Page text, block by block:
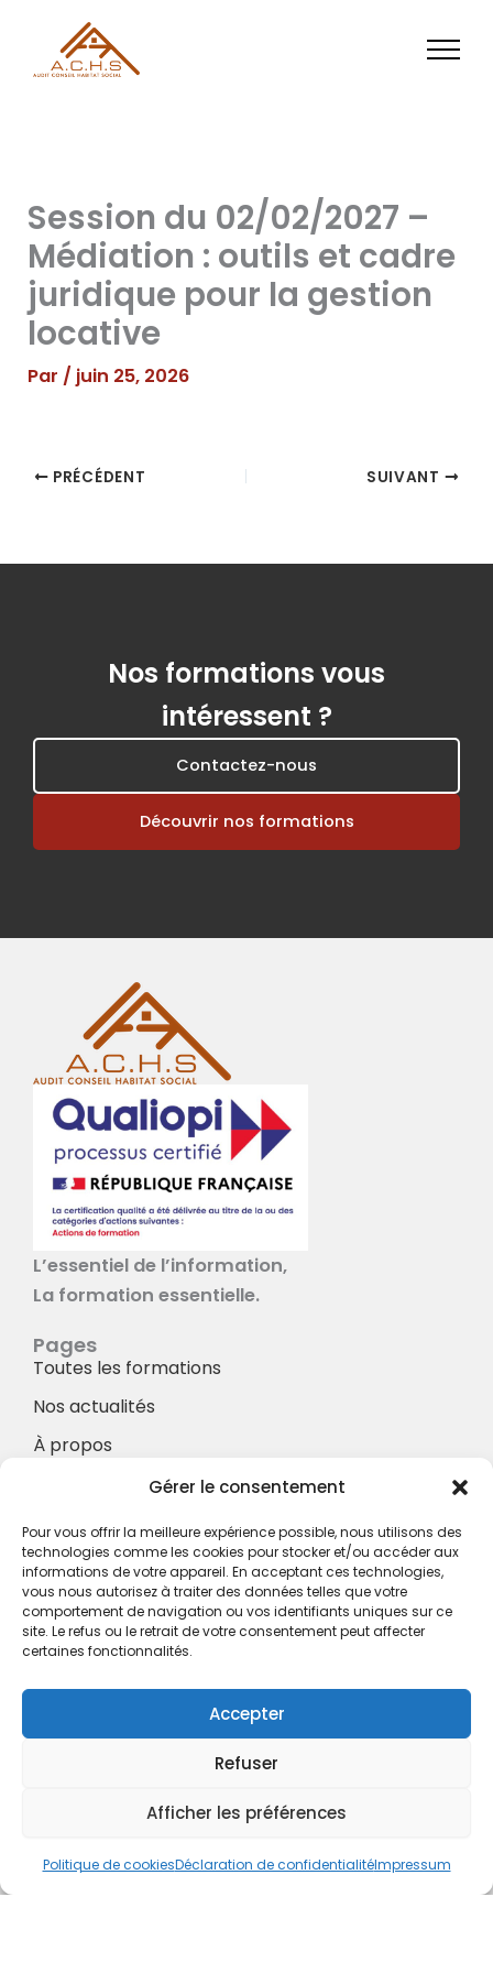
Gérer le consentement
Pour vous offrir la meilleure expérience possible, nous utilisons des
technologies comme les cookies pour stocker et/ou accéder aux
informations de votre appareil. En acceptant ces technologies,
vous nous autorisez à traiter des données telles que votre
comportement de navigation ou vos identifiants uniques sur ce
site. Le refus ou le retrait de votre consentement peut affecter
certaines fonctionnalités.
Accepter
Refuser
Afficher les préférences
Politique de cookiesDéclaration de confidentialitéImpressum
contenu
Session du 02/02/2027 –
Médiation : outils et cadre
juridique pour la gestion
locative
Par / juin 25, 2026
PRÉCÉDENT SUIVANT
Nos formations vous
intéressent ?
Contactez-nous
Découvrir nos formations
L’essentiel de l’information,
La formation essentielle.
Pages
Toutes les formations
Nos actualités
À propos
À propos
Hotel à proximité
Politique de confidentialité
CGV
cboukris@habitat-social.com